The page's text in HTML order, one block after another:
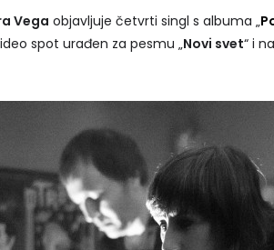
Vega objavljuje četvrti singl s albuma „
spot urađen za pesmu „Novi svet“ i